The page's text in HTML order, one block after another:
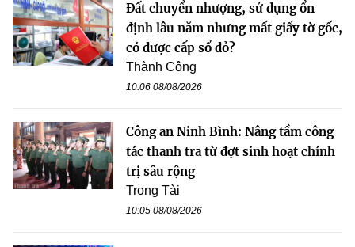
Đất chuyển nhượng, sử dụng ổn
định lâu năm nhưng mất giấy tờ gốc,
có được cấp sổ đỏ?
Thành Công
10:06 08/08/2026
Công an Ninh Bình: Nâng tầm công
tác thanh tra từ đợt sinh hoạt chính
trị sâu rộng
Trọng Tài
10:05 08/08/2026